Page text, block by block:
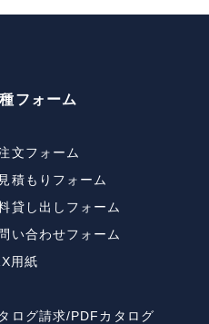
フォーム
文フォーム
積もりフォーム
貸し出しフォーム
い合わせフォーム
用紙
ログ請求/PDFカタログ